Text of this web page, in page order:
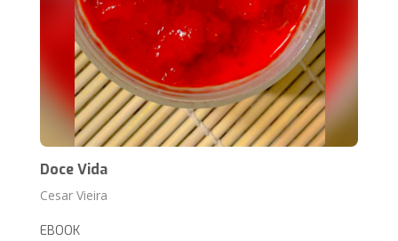
Doce Vida
Cesar Vieira
EBOOK